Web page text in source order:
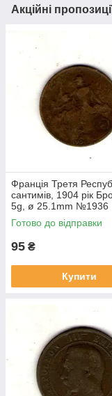
Акційні
Франція Третя
сантимів, 1904 рік
5g, ø 25.1mm №1936
Готово до відправки
95 ₴
Купити